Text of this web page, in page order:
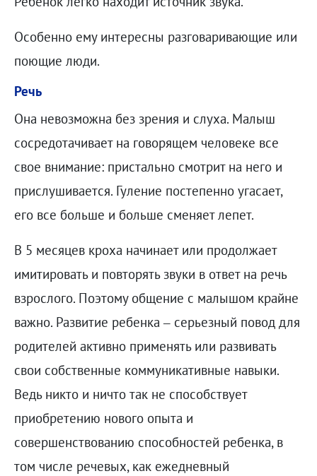
Особенно ему интересны разговаривающие или
поющие люди.
Речь
Она невозможна без зрения и слуха. Малыш
сосредотачивает на говорящем человеке все
свое внимание: пристально смотрит на него и
прислушивается. Гуление постепенно угасает,
его все больше и больше сменяет лепет.
В 5 месяцев кроха начинает или продолжает
имитировать и повторять звуки в ответ на речь
взрослого. Поэтому общение с малышом крайне
важно. Развитие ребенка – серьезный повод для
родителей активно применять или развивать
свои собственные коммуникативные навыки.
Ведь никто и ничто так не способствует
приобретению нового опыта и
совершенствованию способностей ребенка, в
том числе речевых, как ежедневный